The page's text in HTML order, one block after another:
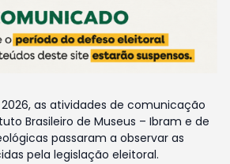
as atividades de comunicação
Brasileiro de Museus – Ibram e de
passaram a observar as
pela legislação eleitoral.